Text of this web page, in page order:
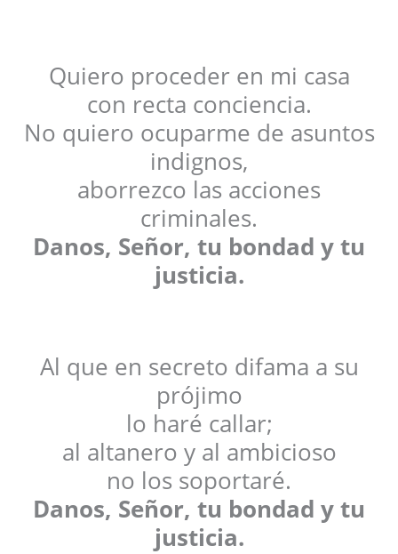
Quiero proceder en mi casa
con recta conciencia.
No quiero ocuparme de asuntos
indignos,
aborrezco las acciones
criminales.
Danos, Señor, tu bondad y tu
justicia.
Al que en secreto difama a su
prójimo
lo haré callar;
al altanero y al ambicioso
no los soportaré.
Danos, Señor, tu bondad y tu
justicia.